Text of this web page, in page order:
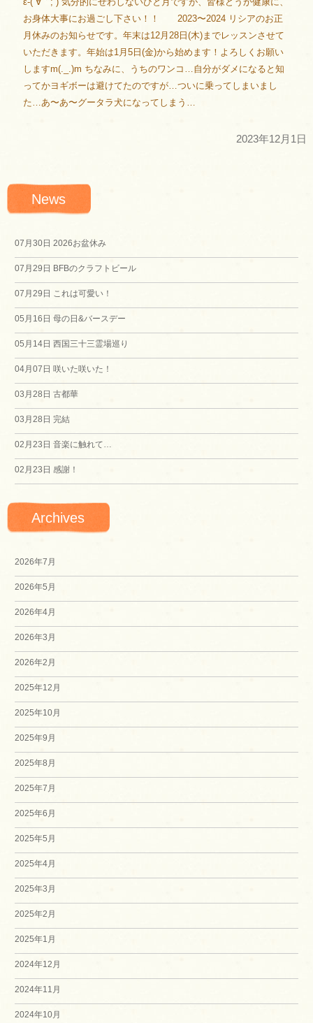
お身体大事にお過ごし下さい！！ 2023〜2024 リシアのお正
月休みのお知らせです。年末は12月28日(木)までレッスンさせて
いただきます。年始は1月5日(金)から始めます！よろしくお願い
しますm(._.)m ちなみに、うちのワンコ…自分がダメになると知
ってかヨギボーは避けてたのですが…ついに乗ってしまいまし
た…あ〜あ〜グータラ犬になってしまう…
2023年12月1日
News
07月30日 2026お盆休み
07月29日 BFBのクラフトビール
07月29日 これは可愛い！
05月16日 母の日&バースデー
05月14日 西国三十三霊場巡り
04月07日 咲いた咲いた！
03月28日 古都華
03月28日 完結
02月23日 音楽に触れて…
02月23日 感謝！
Archives
2026年7月
2026年5月
2026年4月
2026年3月
2026年2月
2025年12月
2025年10月
2025年9月
2025年8月
2025年7月
2025年6月
2025年5月
2025年4月
2025年3月
2025年2月
2025年1月
2024年12月
2024年11月
2024年10月